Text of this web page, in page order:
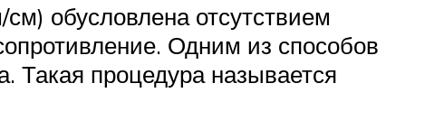
обусловлена отсутствием
Одним из способов
Такая процедура называется